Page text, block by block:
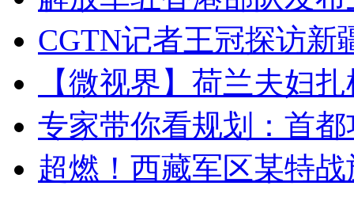
CGTN记者王冠探访新
【微视界】荷兰夫妇
专家带你看规划：首
超燃！西藏军区某特